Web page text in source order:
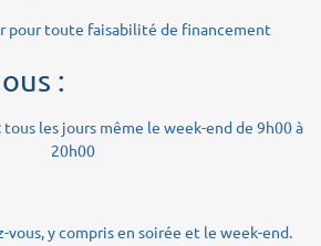
pour toute faisabilité de financement
:
les jours même le week-end de 9h00 à
20h00
vous, y compris en soirée et le week-end.